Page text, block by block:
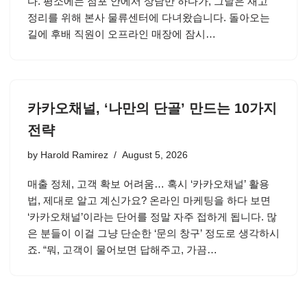
정리를 위해 본사 물류센터에 다녀왔습니다. 돌아오는
길에 후배 직원이 오프라인 매장에 잠시…
카카오채널, ‘나만의 단골’ 만드는 10가지
전략
by Harold Ramirez August 5, 2026
매출 정체, 고객 확보 어려움… 혹시 ‘카카오채널’ 활용
법, 제대로 알고 계신가요? 온라인 마케팅을 하다 보면
‘카카오채널’이라는 단어를 정말 자주 접하게 됩니다. 많
은 분들이 이걸 그냥 단순한 ‘문의 창구’ 정도로 생각하시
죠. “뭐, 고객이 물어보면 답해주고, 가끔…